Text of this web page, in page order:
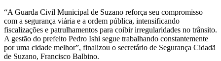
“A Guarda Civil Municipal de Suzano reforça seu compromisso
com a segurança viária e a ordem pública, intensificando
fiscalizações e patrulhamentos para coibir irregularidades no trânsito.
A gestão do prefeito Pedro Ishi segue trabalhando constantemente
por uma cidade melhor”, finalizou o secretário de Segurança Cidadã
de Suzano, Francisco Balbino.